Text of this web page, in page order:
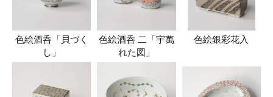
色絵酒呑「貝づく
し」
色絵酒呑 二「宇萬
れた図」
色絵銀彩花入